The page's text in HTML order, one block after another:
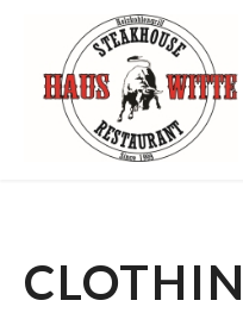
Skip to content